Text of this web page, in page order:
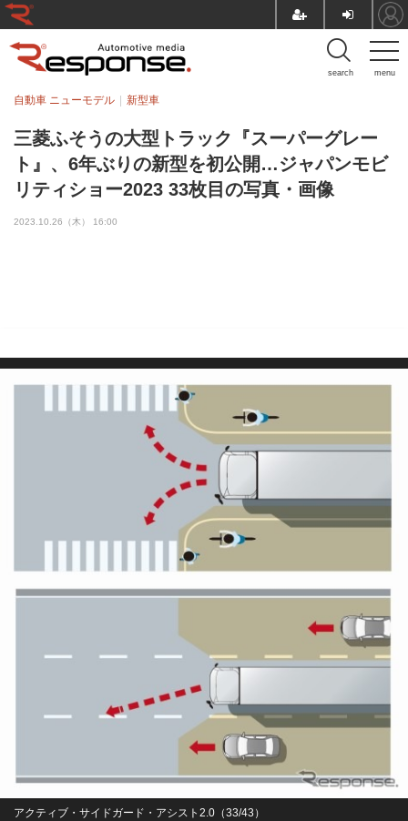
menu
search
三菱ふそうの大型トラック『スーパーグレー
ト』、6年ぶりの新型を初公開…ジャパンモビ
リティショー2023 33枚目の写真・画像
自動車 ニューモデル 新型車
2023.10.26（木） 16:00
アクティブ・サイドガード・アシスト2.0（33/43）